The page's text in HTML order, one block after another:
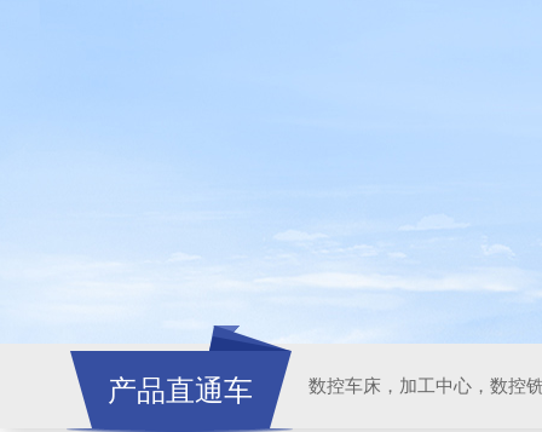
产品直通车